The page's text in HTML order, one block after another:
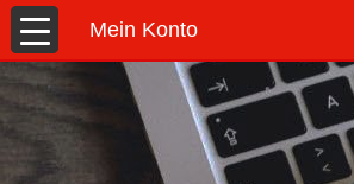
Mein Konto